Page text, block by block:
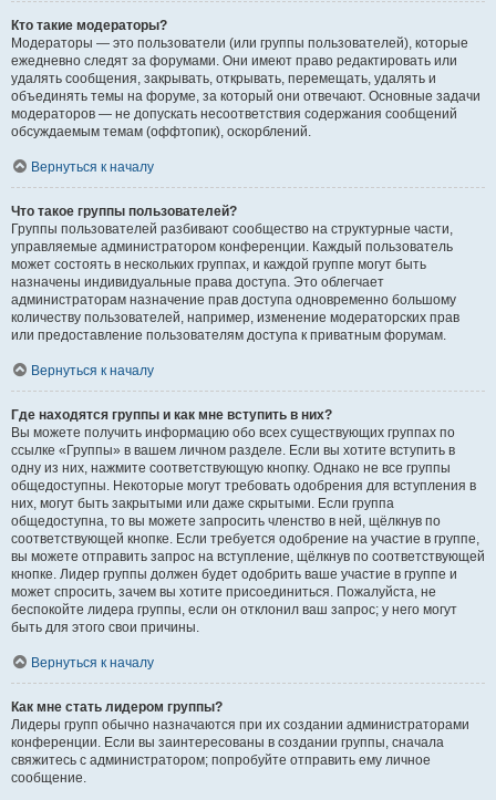
Кто такие модераторы?
Модераторы — это пользователи (или группы пользователей), которые
ежедневно следят за форумами. Они имеют право редактировать или
удалять сообщения, закрывать, открывать, перемещать, удалять и
объединять темы на форуме, за который они отвечают. Основные задачи
модераторов — не допускать несоответствия содержания сообщений
обсуждаемым темам (оффтопик), оскорблений.
Вернуться к началу
Что такое группы пользователей?
Группы пользователей разбивают сообщество на структурные части,
управляемые администратором конференции. Каждый пользователь
может состоять в нескольких группах, и каждой группе могут быть
назначены индивидуальные права доступа. Это облегчает
администраторам назначение прав доступа одновременно большому
количеству пользователей, например, изменение модераторских прав
или предоставление пользователям доступа к приватным форумам.
Вернуться к началу
Где находятся группы и как мне вступить в них?
Вы можете получить информацию обо всех существующих группах по
ссылке «Группы» в вашем личном разделе. Если вы хотите вступить в
одну из них, нажмите соответствующую кнопку. Однако не все группы
общедоступны. Некоторые могут требовать одобрения для вступления в
них, могут быть закрытыми или даже скрытыми. Если группа
общедоступна, то вы можете запросить членство в ней, щёлкнув по
соответствующей кнопке. Если требуется одобрение на участие в группе,
вы можете отправить запрос на вступление, щёлкнув по соответствующей
кнопке. Лидер группы должен будет одобрить ваше участие в группе и
может спросить, зачем вы хотите присоединиться. Пожалуйста, не
беспокойте лидера группы, если он отклонил ваш запрос; у него могут
быть для этого свои причины.
Вернуться к началу
Как мне стать лидером группы?
Лидеры групп обычно назначаются при их создании администраторами
конференции. Если вы заинтересованы в создании группы, сначала
свяжитесь с администратором; попробуйте отправить ему личное
сообщение.